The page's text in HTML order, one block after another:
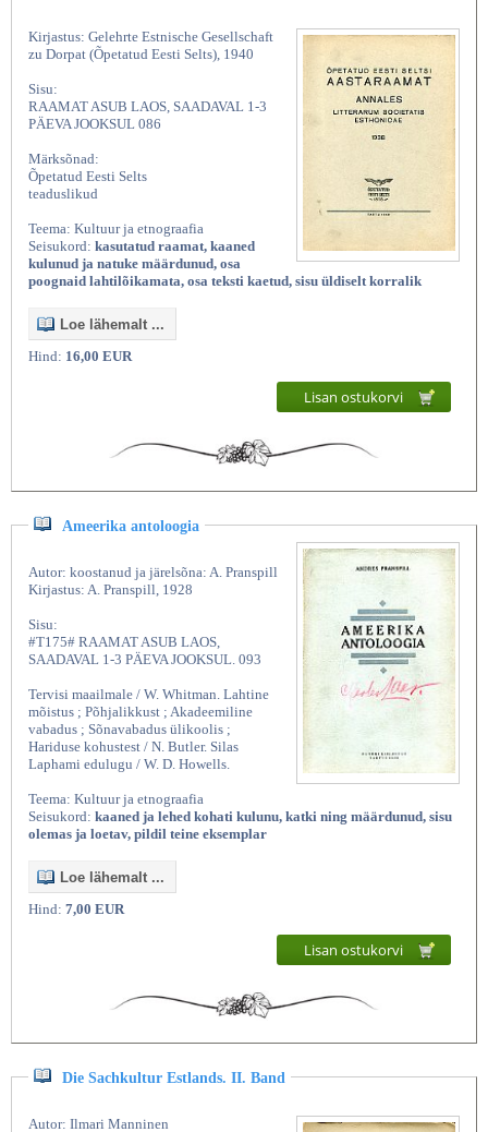
Kirjastus: Gelehrte Estnische Gesellschaft
zu Dorpat (Õpetatud Eesti Selts), 1940
Sisu:
RAAMAT ASUB LAOS, SAADAVAL 1-3
PÄEVA JOOKSUL 086
Märksõnad:
Õpetatud Eesti Selts
teaduslikud
Teema: Kultuur ja etnograafia
Seisukord: kasutatud raamat, kaaned
kulunud ja natuke määrdunud, osa
poognaid lahtilõikamata, osa teksti kaetud, sisu üldiselt korralik
Loe lähemalt ...
Hind: 16,00 EUR
Lisan ostukorvi
Ameerika antoloogia
Autor: koostanud ja järelsõna: A. Pranspill
Kirjastus: A. Pranspill, 1928
Sisu:
#T175# RAAMAT ASUB LAOS,
SAADAVAL 1-3 PÄEVA JOOKSUL. 093
Tervisi maailmale / W. Whitman. Lahtine
mõistus ; Põhjalikkust ; Akadeemiline
vabadus ; Sõnavabadus ülikoolis ;
Hariduse kohustest / N. Butler. Silas
Laphami edulugu / W. D. Howells.
Teema: Kultuur ja etnograafia
Seisukord: kaaned ja lehed kohati kulunu, katki ning määrdunud, sisu
olemas ja loetav, pildil teine eksemplar
Loe lähemalt ...
Hind: 7,00 EUR
Lisan ostukorvi
Die Sachkultur Estlands. II. Band
Autor: Ilmari Manninen